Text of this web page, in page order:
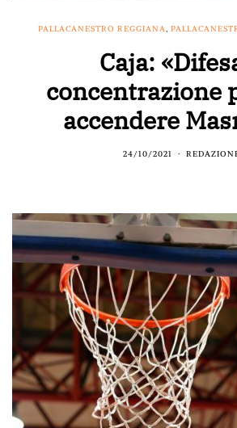
PALLACANESTRO REGGIANA,
Caja:
concentrazione
accendere
24/10/2021